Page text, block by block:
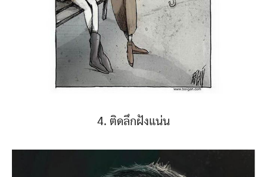
4. ติดลึกฝังแน่น